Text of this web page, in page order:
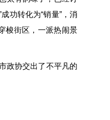
功转化为“销量”，消
梭街区，一派热闹景
政协交出了不平凡的